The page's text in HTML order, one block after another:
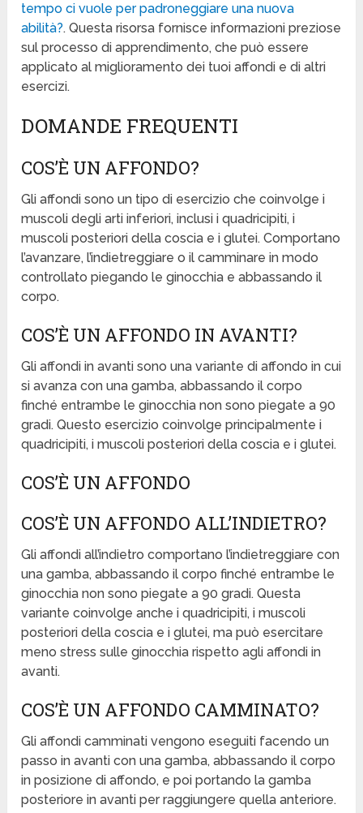
tempo ci vuole per padroneggiare una nuova
abilità?. Questa risorsa fornisce informazioni preziose
sul processo di apprendimento, che può essere
applicato al miglioramento dei tuoi affondi e di altri
esercizi.
DOMANDE FREQUENTI
COS’È UN AFFONDO?
Gli affondi sono un tipo di esercizio che coinvolge i
muscoli degli arti inferiori, inclusi i quadricipiti, i
muscoli posteriori della coscia e i glutei. Comportano
l’avanzare, l’indietreggiare o il camminare in modo
controllato piegando le ginocchia e abbassando il
corpo.
COS’È UN AFFONDO IN AVANTI?
Gli affondi in avanti sono una variante di affondo in cui
si avanza con una gamba, abbassando il corpo
finché entrambe le ginocchia non sono piegate a 90
gradi. Questo esercizio coinvolge principalmente i
quadricipiti, i muscoli posteriori della coscia e i glutei.
COS’È UN AFFONDO
COS’È UN AFFONDO ALL’INDIETRO?
Gli affondi all’indietro comportano l’indietreggiare con
una gamba, abbassando il corpo finché entrambe le
ginocchia non sono piegate a 90 gradi. Questa
variante coinvolge anche i quadricipiti, i muscoli
posteriori della coscia e i glutei, ma può esercitare
meno stress sulle ginocchia rispetto agli affondi in
avanti.
COS’È UN AFFONDO CAMMINATO?
Gli affondi camminati vengono eseguiti facendo un
passo in avanti con una gamba, abbassando il corpo
in posizione di affondo, e poi portando la gamba
posteriore in avanti per raggiungere quella anteriore.